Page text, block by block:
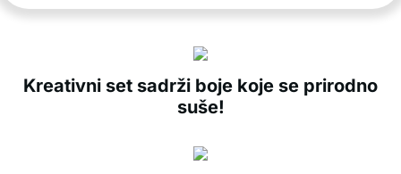
Kreativni set sadrži boje koje se prirodno
suše!